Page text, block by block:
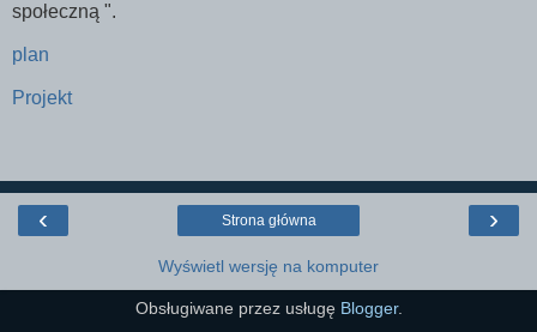
społeczną ".
plan
Projekt
‹ ›
Strona główna
Wyświetl wersję na komputer
Obsługiwane przez usługę Blogger.